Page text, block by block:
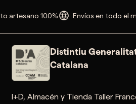
artesano 100% Envíos en todo el
Distintiu
Catalana
I+D, Almacén y Tienda Taller